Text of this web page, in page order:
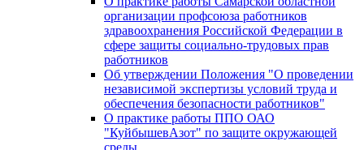
организации профсоюза работников
здравоохранения Российской Федерации в
сфере защиты социально-трудовых прав
работников
Об утверждении Положения "О проведении
независимой экспертизы условий труда и
обеспечения безопасности работников"
О практике работы ППО ОАО
"КуйбышевАзот" по защите окружающей
среды